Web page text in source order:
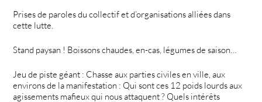
Prises de paroles du collectif et d’organisations alliées dans
cette lutte.
Stand paysan ! Boissons chaudes, en-cas, légumes de saison…
Jeu de piste géant : Chasse aux parties civiles en ville, aux
environs de la manifestation : Qui sont ces 12 poids lourds aux
agissements mafieux qui nous attaquent ? Quels intérêts